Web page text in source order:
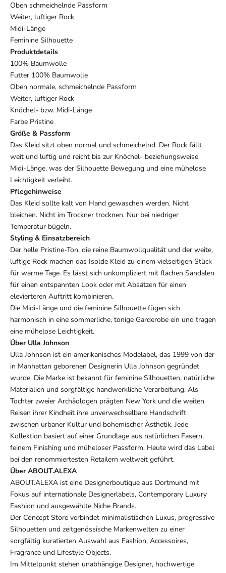
Oben schmeichelnde Passform
Weiter, luftiger Rock
Midi-Länge
Feminine Silhouette
Produktdetails
100% Baumwolle
Futter 100% Baumwolle
Oben normale, schmeichelnde Passform
Weiter, luftiger Rock
Knöchel- bzw. Midi-Länge
Farbe Pristine
Größe & Passform
Das Kleid sitzt oben normal und schmeichelnd. Der Rock fällt
weit und luftig und reicht bis zur Knöchel- beziehungsweise
Midi-Länge, was der Silhouette Bewegung und eine mühelose
Leichtigkeit verleiht.
Pflegehinweise
Das Kleid sollte kalt von Hand gewaschen werden. Nicht
bleichen. Nicht im Trockner trocknen. Nur bei niedriger
Temperatur bügeln.
Styling & Einsatzbereich
Der helle Pristine-Ton, die reine Baumwollqualität und der weite,
luftige Rock machen das Isolde Kleid zu einem vielseitigen Stück
für warme Tage. Es lässt sich unkompliziert mit flachen Sandalen
für einen entspannten Look oder mit Absätzen für einen
elevierteren Auftritt kombinieren.
Die Midi-Länge und die feminine Silhouette fügen sich
harmonisch in eine sommerliche, tonige Garderobe ein und tragen
eine mühelose Leichtigkeit.
Über Ulla Johnson
Ulla Johnson ist ein amerikanisches Modelabel, das 1999 von der
in Manhattan geborenen Designerin Ulla Johnson gegründet
wurde. Die Marke ist bekannt für feminine Silhouetten, natürliche
Materialien und sorgfältige handwerkliche Verarbeitung. Als
Tochter zweier Archäologen prägten New York und die weiten
Reisen ihrer Kindheit ihre unverwechselbare Handschrift
zwischen urbaner Kultur und bohemischer Ästhetik. Jede
Kollektion basiert auf einer Grundlage aus natürlichen Fasern,
feinem Finishing und müheloser Passform. Heute wird das Label
bei den renommiertesten Retailern weltweit geführt.
Über ABOUT.ALEXA
ABOUT.ALEXA ist eine Designerboutique aus Dortmund mit
Fokus auf internationale Designerlabels, Contemporary Luxury
Fashion und ausgewählte Niche Brands.
Der Concept Store verbindet minimalistischen Luxus, progressive
Silhouetten und zeitgenössische Markenwelten zu einer
sorgfältig kuratierten Auswahl aus Fashion, Accessoires,
Fragrance und Lifestyle Objects.
Im Mittelpunkt stehen unabhängige Designer, hochwertige